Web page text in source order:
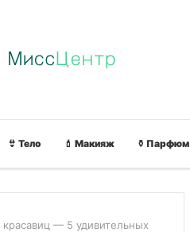
👙 Тело 💄 Макияж ⚱ Парфюм
— 5 удивительных